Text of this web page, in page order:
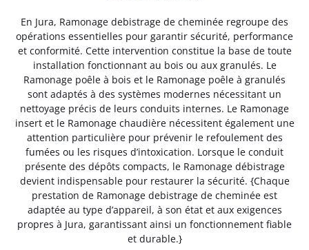
En Jura, Ramonage debistrage de cheminée regroupe des
opérations essentielles pour garantir sécurité, performance
et conformité. Cette intervention constitue la base de toute
installation fonctionnant au bois ou aux granulés. Le
Ramonage poêle à bois et le Ramonage poêle à granulés
sont adaptés à des systèmes modernes nécessitant un
nettoyage précis de leurs conduits internes. Le Ramonage
insert et le Ramonage chaudière nécessitent également une
attention particulière pour prévenir le refoulement des
fumées ou les risques d’intoxication. Lorsque le conduit
présente des dépôts compacts, le Ramonage débistrage
devient indispensable pour restaurer la sécurité. {Chaque
prestation de Ramonage debistrage de cheminée est
adaptée au type d’appareil, à son état et aux exigences
propres à Jura, garantissant ainsi un fonctionnement fiable
et durable.}